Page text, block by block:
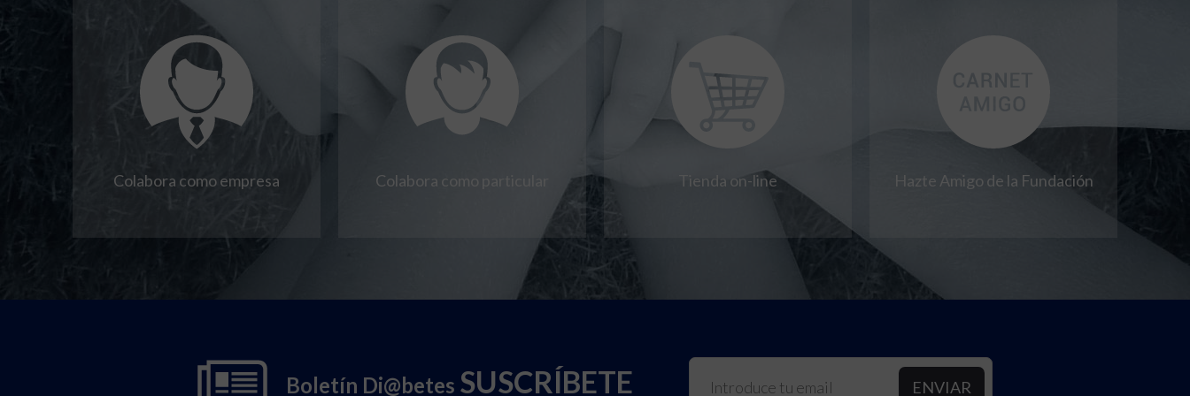
Colabora como empresa Colabora como particular Tienda on-line Hazte Amigo de la Fundación
Boletín Di@betes SUSCRÍBETE